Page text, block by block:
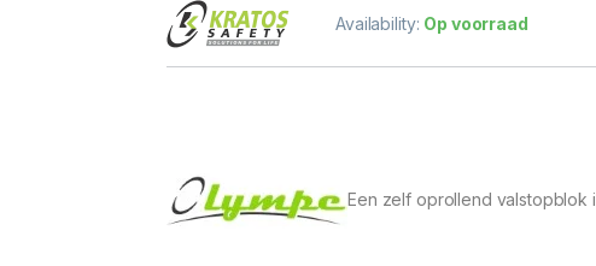
Availability: Op voorraad
Een zelf oprollend valstopblok